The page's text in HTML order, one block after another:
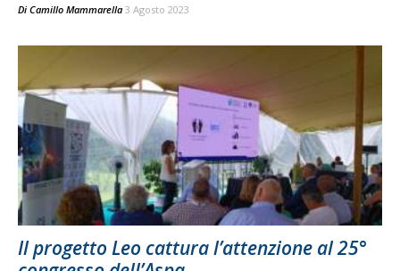
Di Camillo Mammarella 3 Agosto 2023
Il progetto Leo cattura l’attenzione al 25°